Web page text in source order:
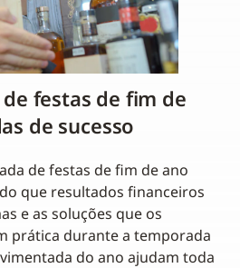
festas de fim de
de sucesso
de festas de fim de ano
que resultados financeiros
e as soluções que os
prática durante a temporada
do ano ajudam toda